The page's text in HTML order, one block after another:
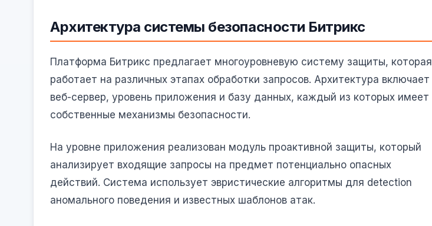
Архитектура системы безопасности Битрикс
Платформа Битрикс предлагает многоуровневую систему защиты, которая
работает на различных этапах обработки запросов. Архитектура включает
веб-сервер, уровень приложения и базу данных, каждый из которых имеет
собственные механизмы безопасности.
На уровне приложения реализован модуль проактивной защиты, который
анализирует входящие запросы на предмет потенциально опасных
действий. Система использует эвристические алгоритмы для detection
аномального поведения и известных шаблонов атак.